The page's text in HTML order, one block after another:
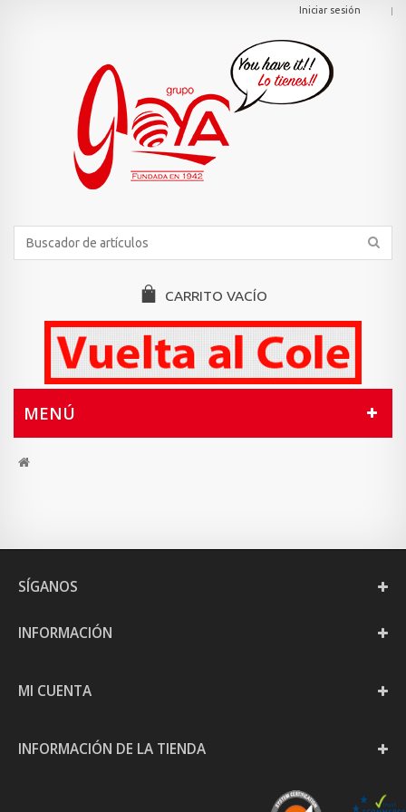
Iniciar sesión
CARRITO VACÍO
MENÚ
SÍGANOS
INFORMACIÓN
MI CUENTA
INFORMACIÓN DE LA TIENDA